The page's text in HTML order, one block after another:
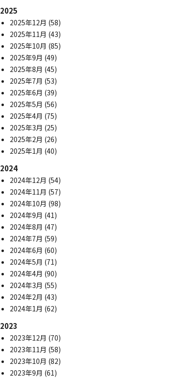
2025
2025年12月 (58)
2025年11月 (43)
2025年10月 (85)
2025年9月 (49)
2025年8月 (45)
2025年7月 (53)
2025年6月 (39)
2025年5月 (56)
2025年4月 (75)
2025年3月 (25)
2025年2月 (26)
2025年1月 (40)
2024
2024年12月 (54)
2024年11月 (57)
2024年10月 (98)
2024年9月 (41)
2024年8月 (47)
2024年7月 (59)
2024年6月 (60)
2024年5月 (71)
2024年4月 (90)
2024年3月 (55)
2024年2月 (43)
2024年1月 (62)
2023
2023年12月 (70)
2023年11月 (58)
2023年10月 (82)
2023年9月 (61)